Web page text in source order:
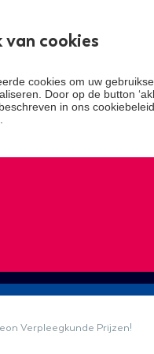
cookies
cookies om uw
Door op de button
in ons
Verpleegkunde Prijzen!